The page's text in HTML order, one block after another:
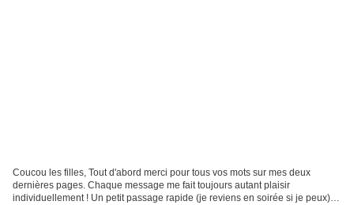
Coucou les filles, Tout d'abord merci pour tous vos mots sur mes deux
dernières pages. Chaque message me fait toujours autant plaisir
individuellement ! Un petit passage rapide (je reviens en soirée si je peux)